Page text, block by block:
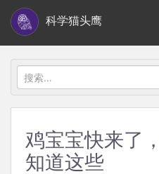
i
科学猫头鹰
搜
索：
鸡宝宝快来了
知道这些